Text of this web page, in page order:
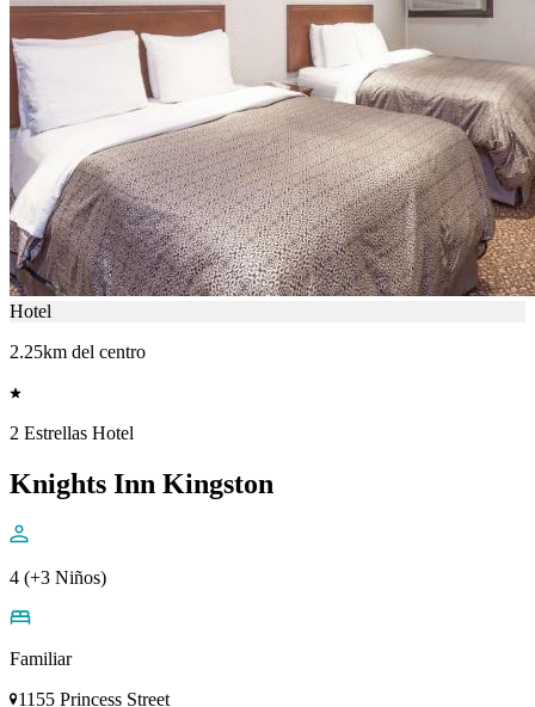
Hotel
2.25km del centro
2 Estrellas Hotel
Knights Inn Kingston
4 (+3 Niños)
Familiar
1155 Princess Street